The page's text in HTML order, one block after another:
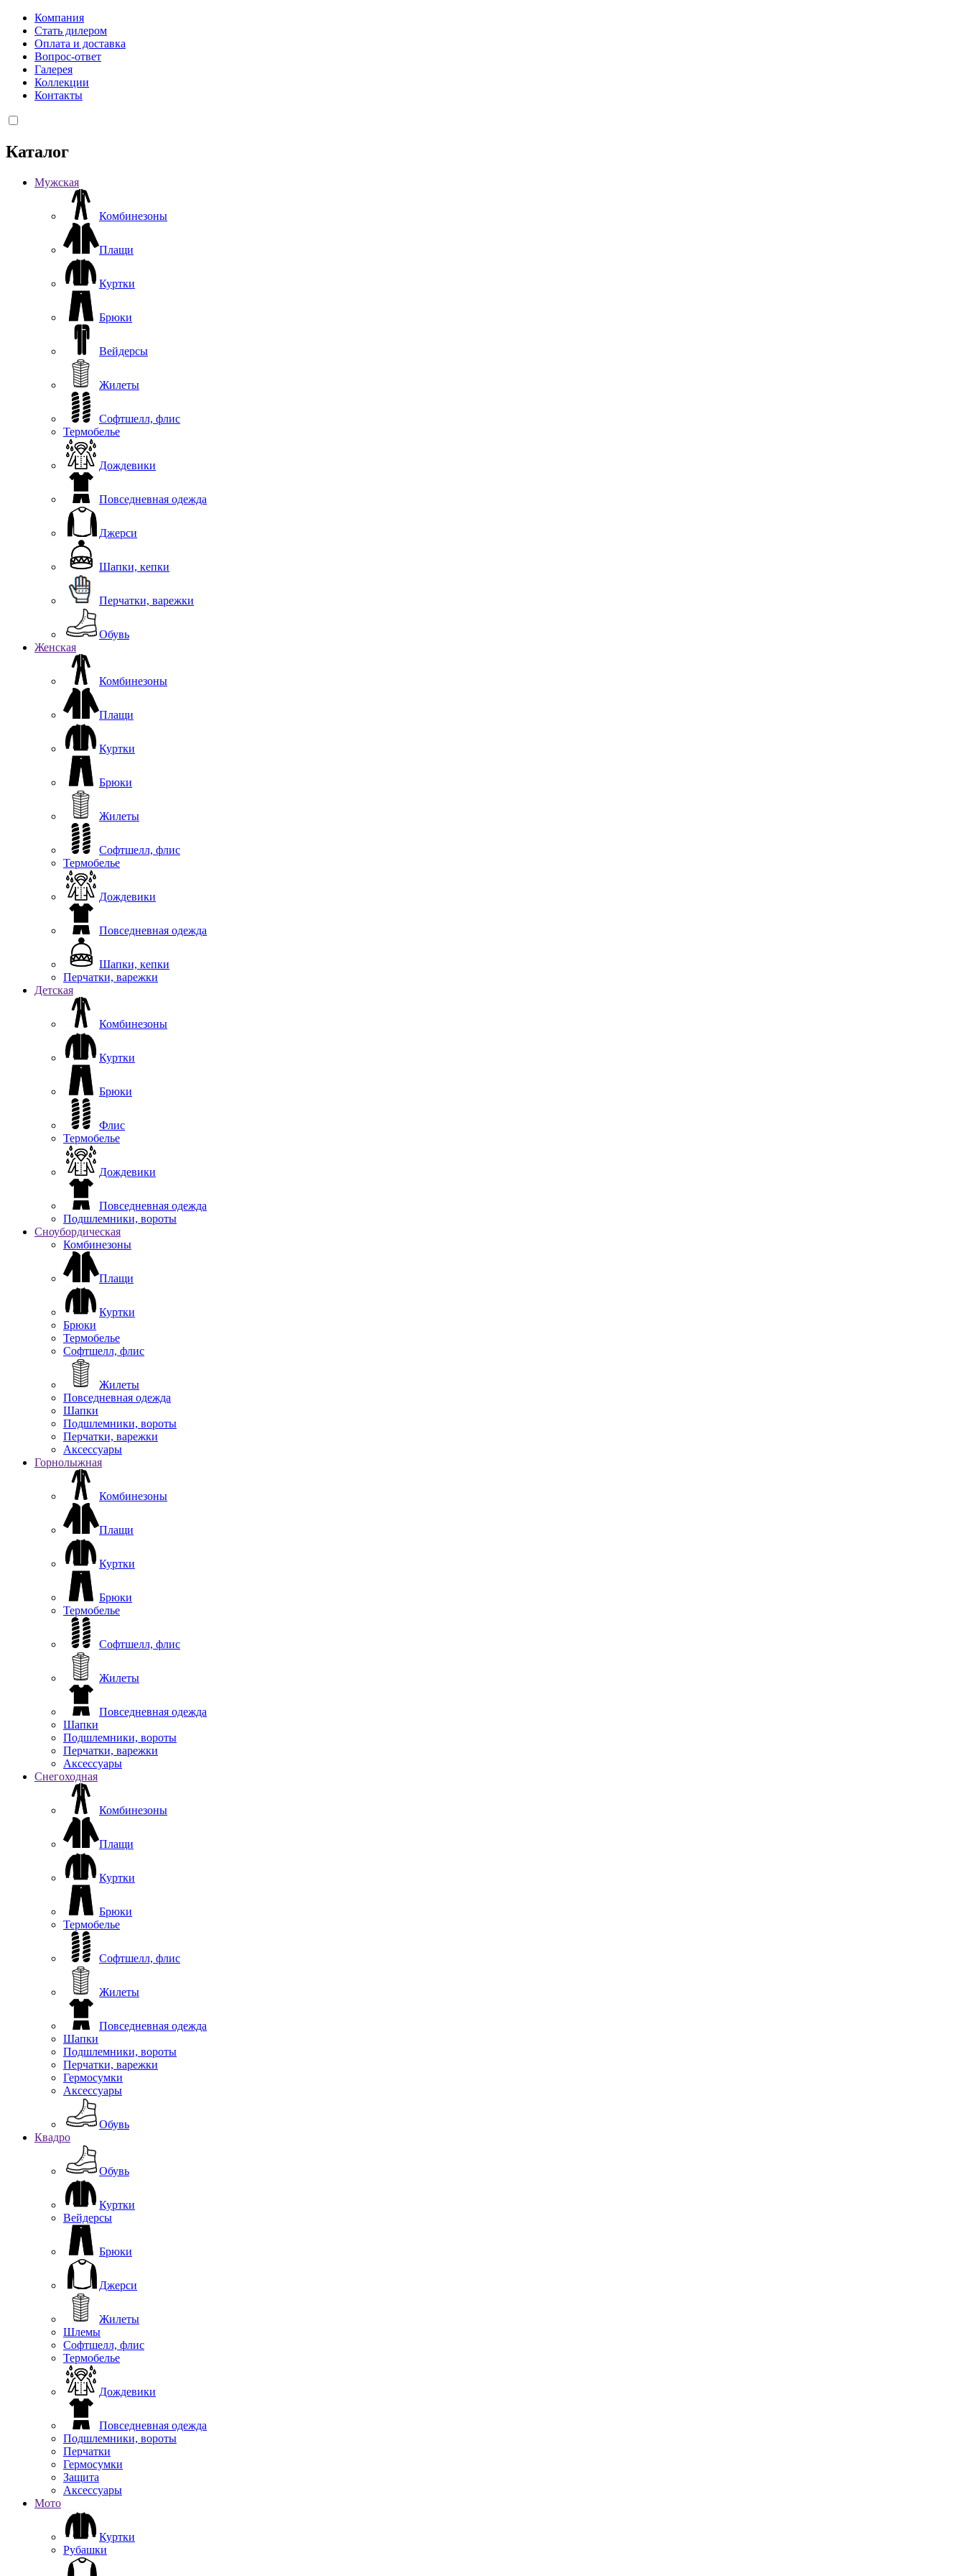
Компания
Стать дилером
Оплата и доставка
Вопрос-ответ
Галерея
Коллекции
Контакты
Каталог
Мужская
Комбинезоны
Плащи
Куртки
Брюки
Вейдерсы
Жилеты
Софтшелл, флис
Термобелье
Дождевики
Повседневная одежда
Джерси
Шапки, кепки
Перчатки, варежки
Обувь
Женская
Комбинезоны
Плащи
Куртки
Брюки
Жилеты
Софтшелл, флис
Термобелье
Дождевики
Повседневная одежда
Шапки, кепки
Перчатки, варежки
Детская
Комбинезоны
Куртки
Брюки
Флис
Термобелье
Дождевики
Повседневная одежда
Подшлемники, вороты
Сноубордическая
Комбинезоны
Плащи
Куртки
Брюки
Термобелье
Софтшелл, флис
Жилеты
Повседневная одежда
Шапки
Подшлемники, вороты
Перчатки, варежки
Аксессуары
Горнолыжная
Комбинезоны
Плащи
Куртки
Брюки
Термобелье
Софтшелл, флис
Жилеты
Повседневная одежда
Шапки
Подшлемники, вороты
Перчатки, варежки
Аксессуары
Снегоходная
Комбинезоны
Плащи
Куртки
Брюки
Термобелье
Софтшелл, флис
Жилеты
Повседневная одежда
Шапки
Подшлемники, вороты
Перчатки, варежки
Гермосумки
Аксессуары
Обувь
Квадро
Обувь
Куртки
Вейдерсы
Брюки
Джерси
Жилеты
Шлемы
Софтшелл, флис
Термобелье
Дождевики
Повседневная одежда
Подшлемники, вороты
Перчатки
Гермосумки
Защита
Аксессуары
Мото
Куртки
Рубашки